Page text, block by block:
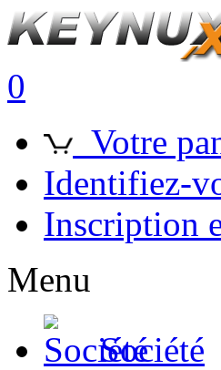
0
Votre
Identifiez-
Inscription
Menu
Société